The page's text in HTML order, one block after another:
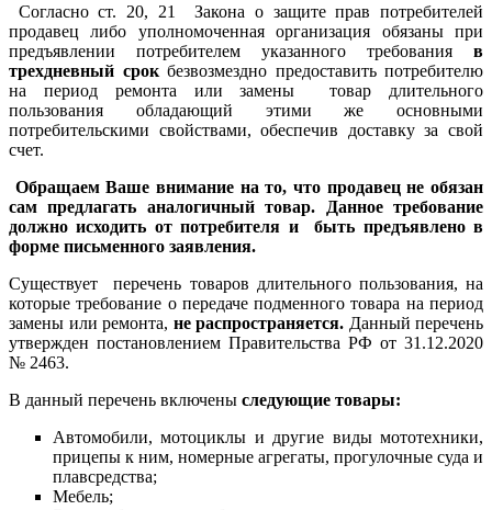
Согласно ст. 20, 21 Закона о защите прав потребителей
продавец либо уполномоченная организация обязаны при
предъявлении потребителем указанного требования в
трехдневный срок безвозмездно предоставить потребителю
на период ремонта или замены товар длительного
пользования обладающий этими же основными
потребительскими свойствами, обеспечив доставку за свой
счет.
Обращаем Ваше внимание на то, что продавец не обязан
сам предлагать аналогичный товар. Данное требование
должно исходить от потребителя и быть предъявлено в
форме письменного заявления.
Существует перечень товаров длительного пользования, на
которые требование о передаче подменного товара на период
замены или ремонта, не распространяется. Данный перечень
утвержден постановлением Правительства РФ от 31.12.2020
№ 2463.
В данный перечень включены следующие товары:
Автомобили, мотоциклы и другие виды мототехники,
прицепы к ним, номерные агрегаты, прогулочные суда и
плавсредства;
Мебель;